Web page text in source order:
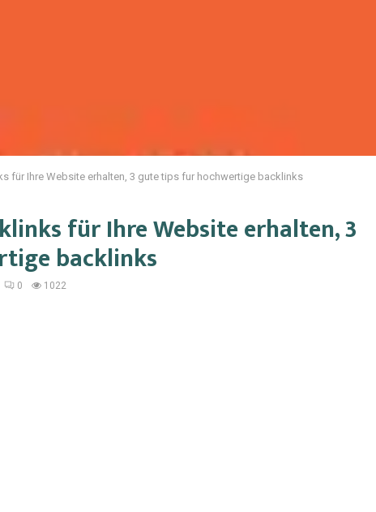
für Ihre Website erhalten, 3 gute tips fur hochwertige backlinks
für Ihre Website erhalten, 3
backlinks
0 1022